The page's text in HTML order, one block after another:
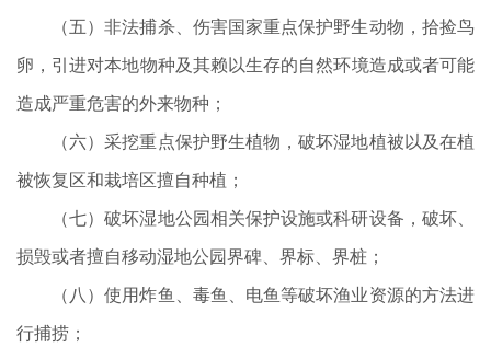
（五）非法捕杀、伤害国家重点保护野生动物，拾捡鸟
卵，引进对本地物种及其赖以生存的自然环境造成或者可能
造成严重危害的外来物种；
（六）采挖重点保护野生植物，破坏湿地植被以及在植
被恢复区和栽培区擅自种植；
（七）破坏湿地公园相关保护设施或科研设备，破坏、
损毁或者擅自移动湿地公园界碑、界标、界桩；
（八）使用炸鱼、毒鱼、电鱼等破坏渔业资源的方法进
行捕捞；